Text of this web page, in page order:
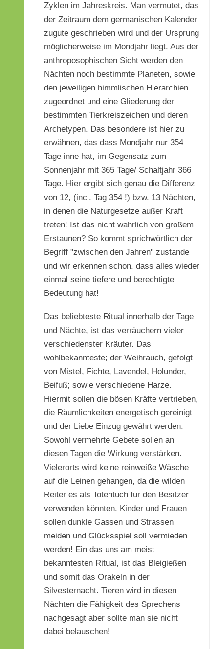
Zyklen im Jahreskreis. Man vermutet, das
der Zeitraum dem germanischen Kalender
zugute geschrieben wird und der Ursprung
möglicherweise im Mondjahr liegt. Aus der
anthroposophischen Sicht werden den
Nächten noch bestimmte Planeten, sowie
den jeweiligen himmlischen Hierarchien
zugeordnet und eine Gliederung der
bestimmten Tierkreiszeichen und deren
Archetypen. Das besondere ist hier zu
erwähnen, das dass Mondjahr nur 354
Tage inne hat, im Gegensatz zum
Sonnenjahr mit 365 Tage/ Schaltjahr 366
Tage. Hier ergibt sich genau die Differenz
von 12, (incl. Tag 354 !) bzw. 13 Nächten,
in denen die Naturgesetze außer Kraft
treten! Ist das nicht wahrlich von großem
Erstaunen? So kommt sprichwörtlich der
Begriff "zwischen den Jahren" zustande
und wir erkennen schon, dass alles wieder
einmal seine tiefere und berechtigte
Bedeutung hat!
Das beliebteste Ritual innerhalb der Tage
und Nächte, ist das verräuchern vieler
verschiedenster Kräuter. Das
wohlbekannteste; der Weihrauch, gefolgt
von Mistel, Fichte, Lavendel, Holunder,
Beifuß; sowie verschiedene Harze.
Hiermit sollen die bösen Kräfte vertrieben,
die Räumlichkeiten energetisch gereinigt
und der Liebe Einzug gewährt werden.
Sowohl vermehrte Gebete sollen an
diesen Tagen die Wirkung verstärken.
Vielerorts wird keine reinweiße Wäsche
auf die Leinen gehangen, da die wilden
Reiter es als Totentuch für den Besitzer
verwenden könnten. Kinder und Frauen
sollen dunkle Gassen und Strassen
meiden und Glücksspiel soll vermieden
werden! Ein das uns am meist
bekanntesten Ritual, ist das Bleigießen
und somit das Orakeln in der
Silvesternacht. Tieren wird in diesen
Nächten die Fähigkeit des Sprechens
nachgesagt aber sollte man sie nicht
dabei belauschen!